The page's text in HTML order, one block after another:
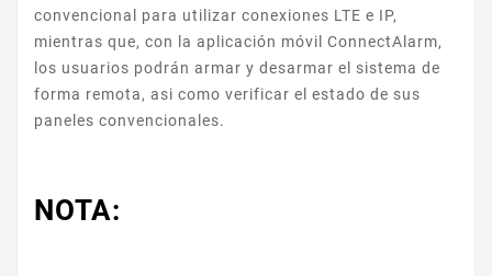
convencional para utilizar conexiones LTE e IP,
mientras que, con la aplicación móvil ConnectAlarm,
los usuarios podrán armar y desarmar el sistema de
forma remota, asi como verificar el estado de sus
paneles convencionales.
NOTA: